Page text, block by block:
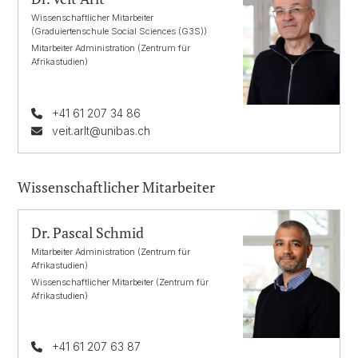
Wissenschaftlicher Mitarbeiter
(Graduiertenschule Social Sciences (G3S))
Mitarbeiter Administration (Zentrum für
Afrikastudien)
+41 61 207 34 86
veit.arlt@unibas.ch
Wissenschaftlicher Mitarbeiter
Dr. Pascal Schmid
Mitarbeiter Administration (Zentrum für
Afrikastudien)
Wissenschaftlicher Mitarbeiter (Zentrum für
Afrikastudien)
+41 61 207 63 87